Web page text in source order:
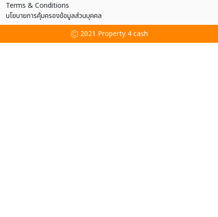
Terms & Conditions
นโยบายการคุ้มครองข้อมูลส่วนบุคคล
2021 Property 4 cash